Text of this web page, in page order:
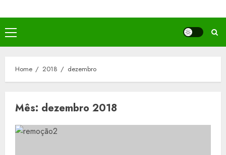
Primary
Menu
Home 2018 dezembro
Mês: dezembro 2018